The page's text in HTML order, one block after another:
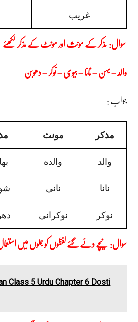
غریب
سوال:مذکر کے مونث اور مونٹ کے مذکر لکھئے
والد – بہن – نانا – بیوی – نوکر – دھوبن
: جواب
مونث مذكر
والده والد
نانی نانا
نوکرانی نوکر
:سوال: نیچے دئے گئے لفظوں کو جملوں میں
Class 5 Urdu Chapter 6 Dosti